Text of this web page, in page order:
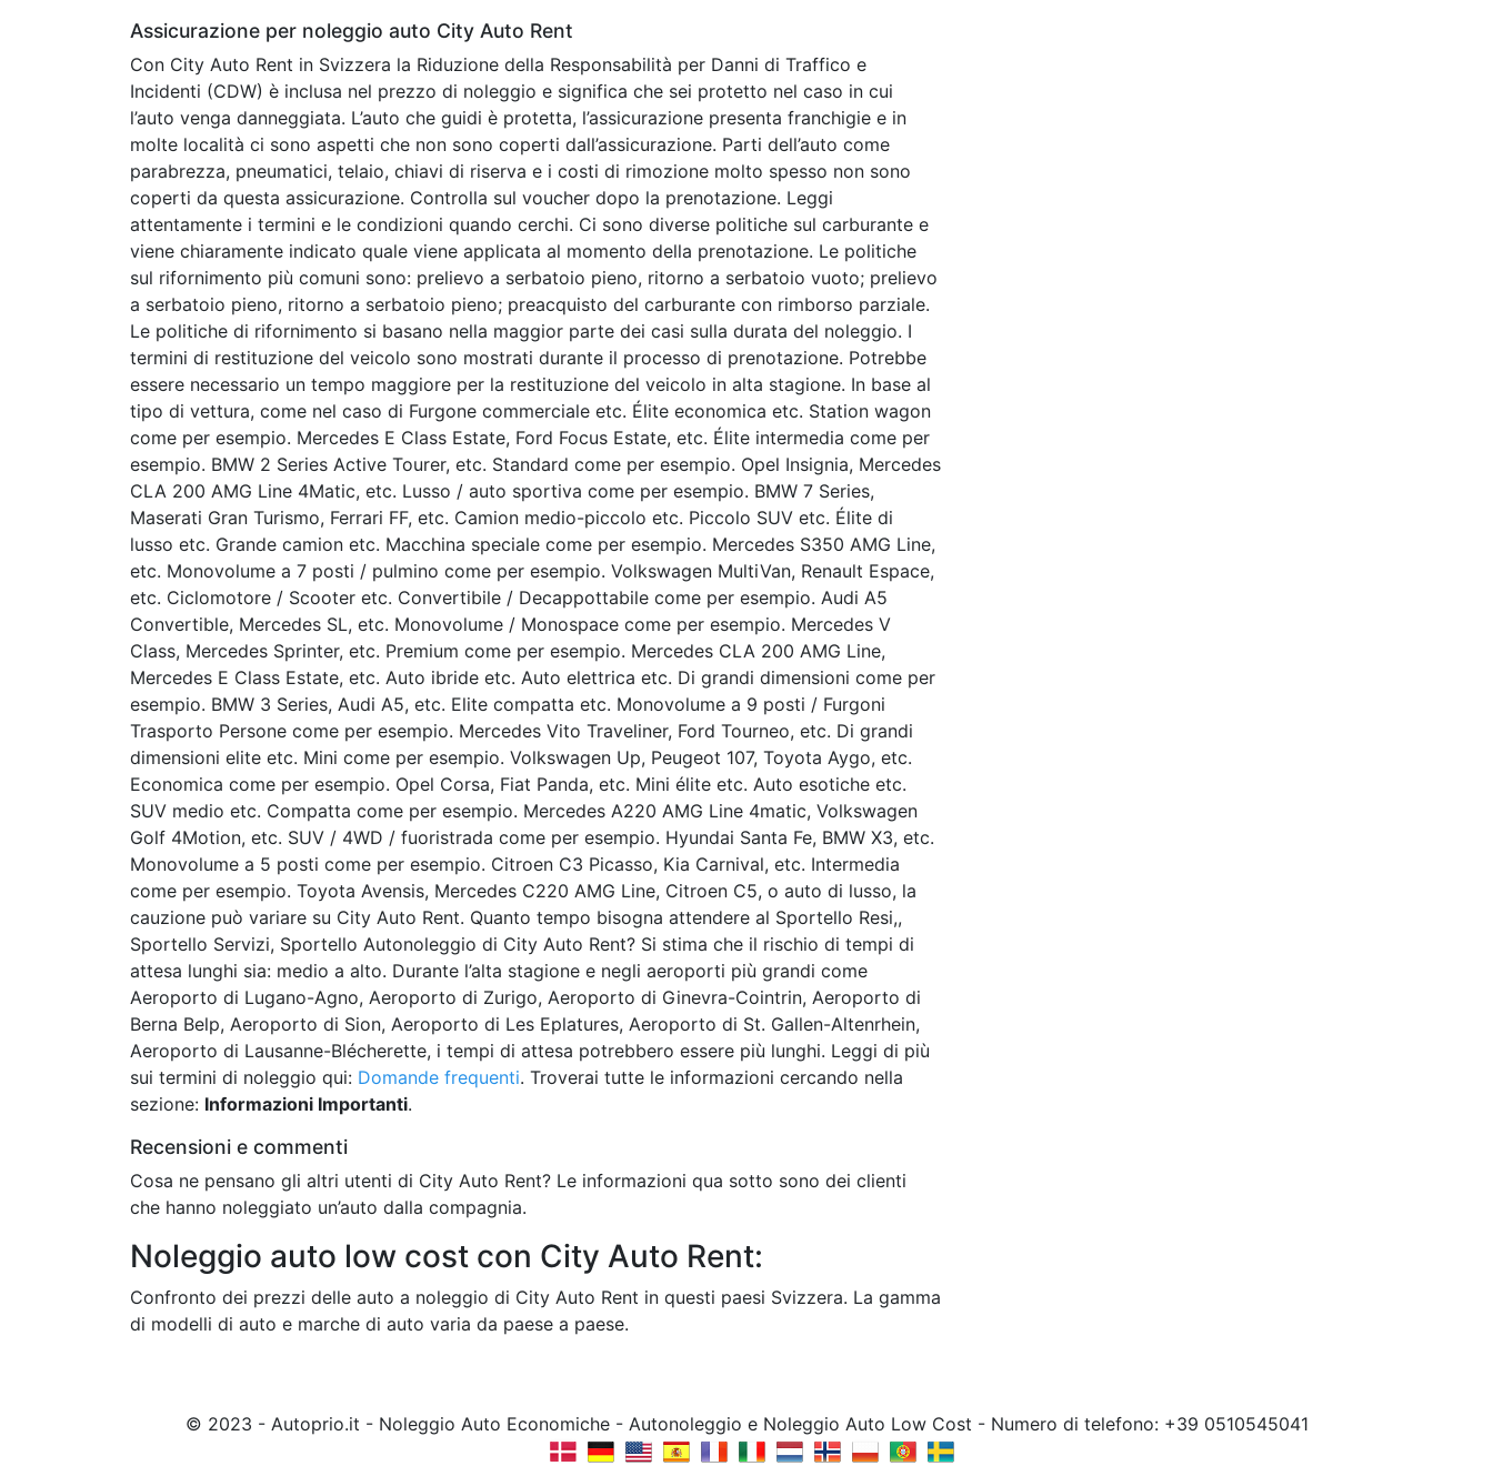
Assicurazione per noleggio auto City Auto Rent
Con City Auto Rent in Svizzera la Riduzione della Responsabilità per Danni di Traffico e
Incidenti (CDW) è inclusa nel prezzo di noleggio e significa che sei protetto nel caso in cui
l’auto venga danneggiata. L’auto che guidi è protetta, l’assicurazione presenta franchigie e in
molte località ci sono aspetti che non sono coperti dall’assicurazione. Parti dell’auto come
parabrezza, pneumatici, telaio, chiavi di riserva e i costi di rimozione molto spesso non sono
coperti da questa assicurazione. Controlla sul voucher dopo la prenotazione. Leggi
attentamente i termini e le condizioni quando cerchi. Ci sono diverse politiche sul carburante e
viene chiaramente indicato quale viene applicata al momento della prenotazione. Le politiche
sul rifornimento più comuni sono: prelievo a serbatoio pieno, ritorno a serbatoio vuoto; prelievo
a serbatoio pieno, ritorno a serbatoio pieno; preacquisto del carburante con rimborso parziale.
Le politiche di rifornimento si basano nella maggior parte dei casi sulla durata del noleggio. I
termini di restituzione del veicolo sono mostrati durante il processo di prenotazione. Potrebbe
essere necessario un tempo maggiore per la restituzione del veicolo in alta stagione. In base al
tipo di vettura, come nel caso di Furgone commerciale etc. Élite economica etc. Station wagon
come per esempio. Mercedes E Class Estate, Ford Focus Estate, etc. Élite intermedia come per
esempio. BMW 2 Series Active Tourer, etc. Standard come per esempio. Opel Insignia, Mercedes
CLA 200 AMG Line 4Matic, etc. Lusso / auto sportiva come per esempio. BMW 7 Series,
Maserati Gran Turismo, Ferrari FF, etc. Camion medio-piccolo etc. Piccolo SUV etc. Élite di
lusso etc. Grande camion etc. Macchina speciale come per esempio. Mercedes S350 AMG Line,
etc. Monovolume a 7 posti / pulmino come per esempio. Volkswagen MultiVan, Renault Espace,
etc. Ciclomotore / Scooter etc. Convertibile / Decappottabile come per esempio. Audi A5
Convertible, Mercedes SL, etc. Monovolume / Monospace come per esempio. Mercedes V
Class, Mercedes Sprinter, etc. Premium come per esempio. Mercedes CLA 200 AMG Line,
Mercedes E Class Estate, etc. Auto ibride etc. Auto elettrica etc. Di grandi dimensioni come per
esempio. BMW 3 Series, Audi A5, etc. Elite compatta etc. Monovolume a 9 posti / Furgoni
Trasporto Persone come per esempio. Mercedes Vito Traveliner, Ford Tourneo, etc. Di grandi
dimensioni elite etc. Mini come per esempio. Volkswagen Up, Peugeot 107, Toyota Aygo, etc.
Economica come per esempio. Opel Corsa, Fiat Panda, etc. Mini élite etc. Auto esotiche etc.
SUV medio etc. Compatta come per esempio. Mercedes A220 AMG Line 4matic, Volkswagen
Golf 4Motion, etc. SUV / 4WD / fuoristrada come per esempio. Hyundai Santa Fe, BMW X3, etc.
Monovolume a 5 posti come per esempio. Citroen C3 Picasso, Kia Carnival, etc. Intermedia
come per esempio. Toyota Avensis, Mercedes C220 AMG Line, Citroen C5, o auto di lusso, la
cauzione può variare su City Auto Rent. Quanto tempo bisogna attendere al Sportello Resi,,
Sportello Servizi, Sportello Autonoleggio di City Auto Rent? Si stima che il rischio di tempi di
attesa lunghi sia: medio a alto. Durante l’alta stagione e negli aeroporti più grandi come
Aeroporto di Lugano-Agno, Aeroporto di Zurigo, Aeroporto di Ginevra-Cointrin, Aeroporto di
Berna Belp, Aeroporto di Sion, Aeroporto di Les Eplatures, Aeroporto di St. Gallen-Altenrhein,
Aeroporto di Lausanne-Blécherette, i tempi di attesa potrebbero essere più lunghi. Leggi di più
sui termini di noleggio qui: Domande frequenti. Troverai tutte le informazioni cercando nella
sezione: Informazioni Importanti.
Recensioni e commenti
Cosa ne pensano gli altri utenti di City Auto Rent? Le informazioni qua sotto sono dei clienti
che hanno noleggiato un’auto dalla compagnia.
Noleggio auto low cost con City Auto Rent:
Confronto dei prezzi delle auto a noleggio di City Auto Rent in questi paesi Svizzera. La gamma
di modelli di auto e marche di auto varia da paese a paese.
© 2023 - Autoprio.it - Noleggio Auto Economiche - Autonoleggio e Noleggio Auto Low Cost - Numero di telefono: +39 0510545041